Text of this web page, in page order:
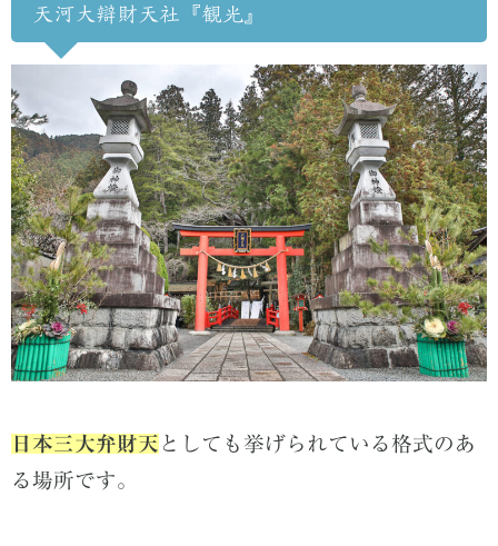
天河大辯財天社『観光』
日本三大弁財天 としても挙げられている格式のあ
る場所です。